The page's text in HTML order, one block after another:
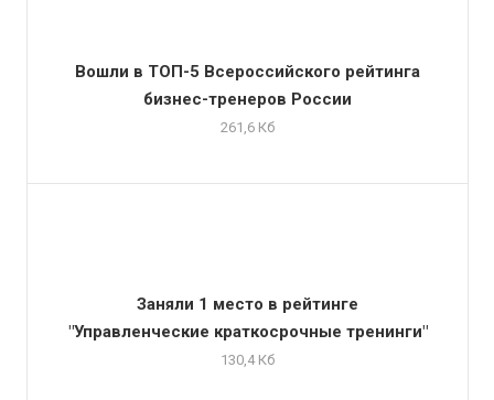
Вошли в ТОП-5 Всероссийского рейтинга
бизнес-тренеров России
261,6 Кб
Заняли 1 место в рейтинге
"Управленческие краткосрочные тренинги"
130,4 Кб